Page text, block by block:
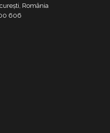
România
00 606